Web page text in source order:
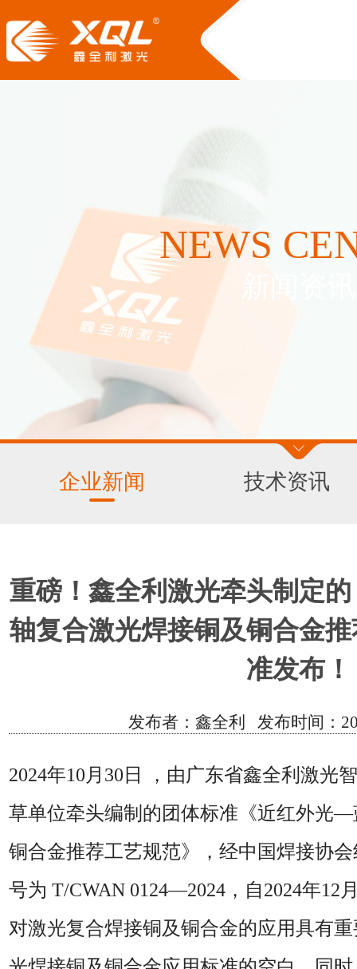
NEWS
企业新闻 技术资讯
重磅！鑫全利激光牵头制定
轴复合激光焊接铜及铜合金
准发布！
发布者：鑫全利 发布时间：
2024年10月30日 ，由广东省鑫全利激光
草单位牵头编制的团体标准《近红外光
铜合金推荐工艺规范》，经中国焊接协
号为 T/CWAN 0124—2024，自2024年12
对激光复合焊接铜及铜合金的应用具有